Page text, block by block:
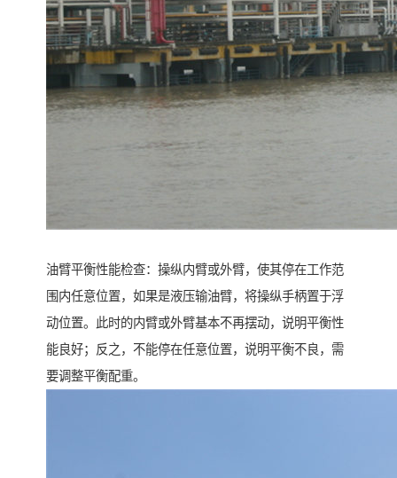
油臂平衡性能检查：操纵内臂或外臂，使其停在工作范
围内任意位置，如果是液压输油臂，将操纵手柄置于浮
动位置。此时的内臂或外臂基本不再摆动，说明平衡性
能良好；反之，不能停在任意位置，说明平衡不良，需
要调整平衡配重。